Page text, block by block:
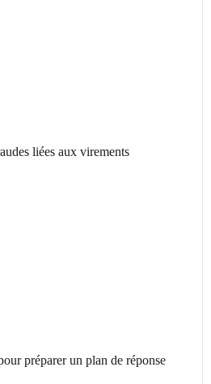
liées aux virements
préparer un plan de réponse